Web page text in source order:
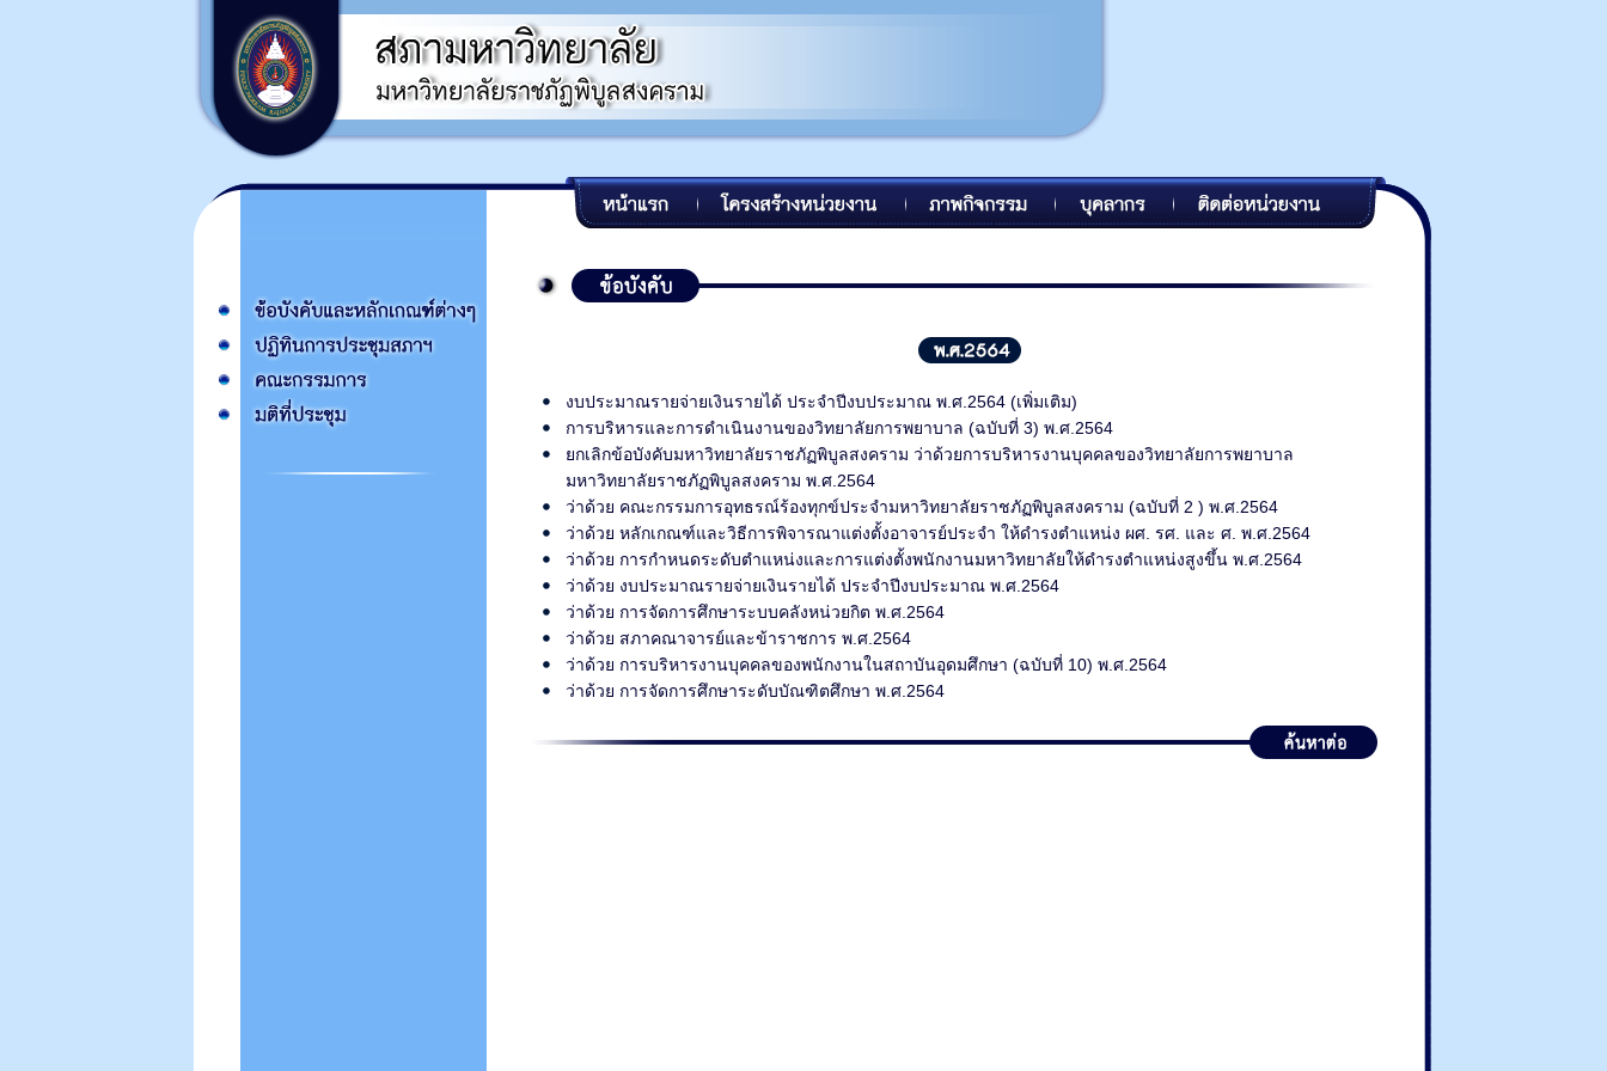
งบประมาณรายจ่ายเงินรายได้ ประจำปีงบประมาณ พ.ศ.2564 (เพิ่มเติม)
การบริหารและการดำเนินงานของวิทยาลัยการพยาบาล (ฉบับที่ 3) พ.ศ.2564
ยกเลิกข้อบังคับมหาวิทยาลัยราชภัฏพิบูลสงคราม ว่าด้วยการบริหารงานบุคคลของวิทยาลัยการพยาบาล
มหาวิทยาลัยราชภัฏพิบูลสงคราม พ.ศ.2564
ว่าด้วย คณะกรรมการอุทธรณ์ร้องทุกข์ประจำมหาวิทยาลัยราชภัฏพิบูลสงคราม (ฉบับที่ 2 ) พ.ศ.2564
ว่าด้วย หลักเกณฑ์และวิธีการพิจารณาแต่งตั้งอาจารย์ประจำ ให้ดำรงตำแหน่ง ผศ. รศ. และ ศ. พ.ศ.2564
ว่าด้วย การกำหนดระดับตำแหน่งและการแต่งตั้งพนักงานมหาวิทยาลัยให้ดำรงตำแหน่งสูงขึ้น พ.ศ.2564
ว่าด้วย งบประมาณรายจ่ายเงินรายได้ ประจำปีงบประมาณ พ.ศ.2564
ว่าด้วย การจัดการศึกษาระบบคลังหน่วยกิต พ.ศ.2564
ว่าด้วย สภาคณาจารย์และข้าราชการ พ.ศ.2564
ว่าด้วย การบริหารงานบุคคลของพนักงานในสถาบันอุดมศึกษา (ฉบับที่ 10) พ.ศ.2564
ว่าด้วย การจัดการศึกษาระดับบัณฑิตศึกษา พ.ศ.2564